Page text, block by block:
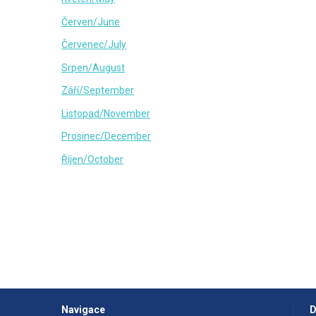
Červen/June
Červenec/July
Srpen/August
Září/September
Listopad/November
Prosinec/December
Říjen/October
Navigace